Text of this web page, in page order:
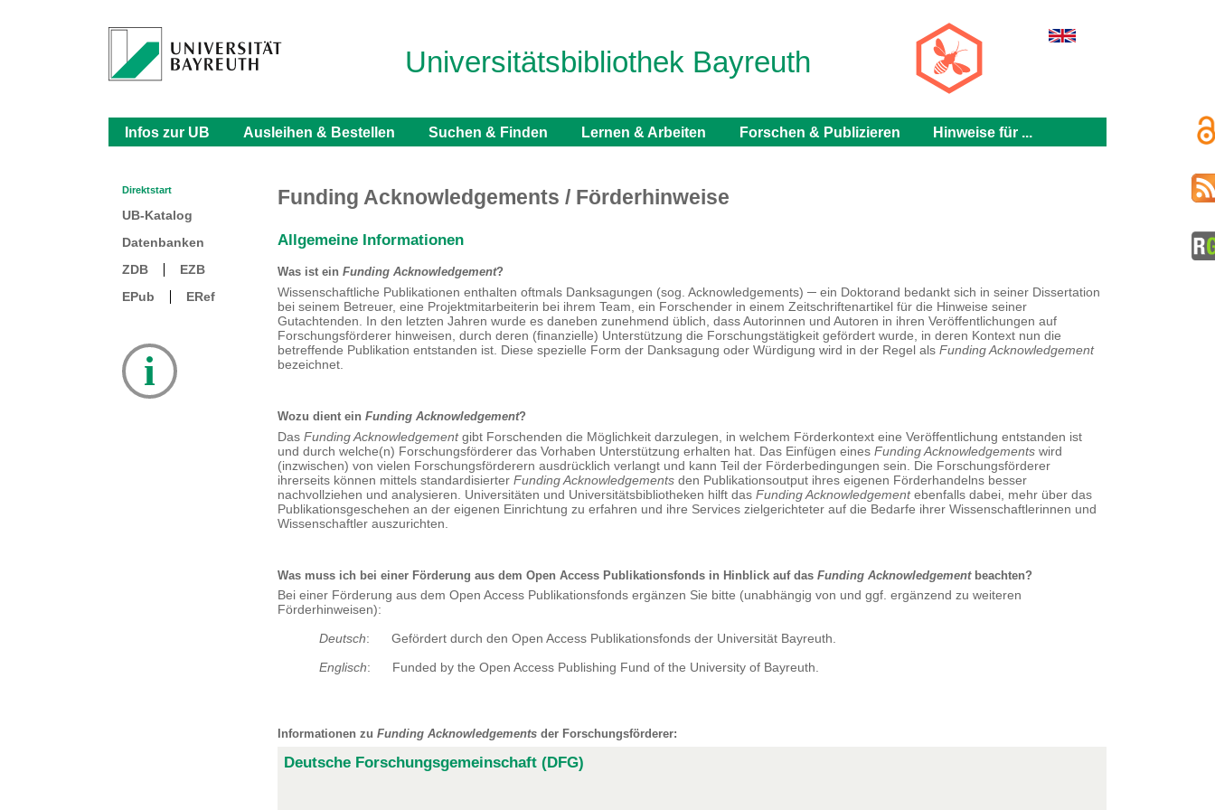
Universitätsbibliothek Bayreuth
Direktstart
UB-Katalog
Datenbanken
ZDB
EZB
EPub
ERef
i
Infos zur UB Ausleihen & Bestellen Suchen & Finden Lernen & Arbeiten Forschen & Publizieren Hinweise für ...
Funding Acknowledgements / Förderhinweise
Allgemeine Informationen
Was ist einFunding Acknowledgement?
Wissenschaftliche Publikationen enthalten oftmals Danksagungen (sog. Acknowledgements) ─ ein Doktorand bedankt sich in seiner Dissertation
bei seinem Betreuer, eine Projektmitarbeiterin bei ihrem Team, ein Forschender in einem Zeitschriftenartikel für die Hinweise seiner
Gutachtenden. In den letzten Jahren wurde es daneben zunehmend üblich, dass Autorinnen und Autoren in ihren Veröffentlichungen auf
Forschungsförderer hinweisen, durch deren (finanzielle) Unterstützung die Forschungstätigkeit gefördert wurde, in deren Kontext nun die
betreffende Publikation entstanden ist. Diese spezielle Form der Danksagung oder Würdigung wird in der Regel alsFunding Acknowledgement
bezeichnet.
Wozu dient einFunding Acknowledgement?
DasFunding Acknowledgementgibt Forschenden die Möglichkeit darzulegen, in welchem Förderkontext eine Veröffentlichung entstanden ist
und durch welche(n) Forschungsförderer das Vorhaben Unterstützung erhalten hat. Das Einfügen einesFunding Acknowledgements wird
(inzwischen) von vielen Forschungsförderern ausdrücklich verlangt und kann Teil der Förderbedingungen sein. Die Forschungsförderer
ihrerseits können mittels standardisierterFunding Acknowledgements den Publikationsoutput ihres eigenen Förderhandelns besser
nachvollziehen und analysieren. Universitäten und Universitätsbibliotheken hilft dasFunding Acknowledgementebenfalls dabei, mehr über das
Publikationsgeschehen an der eigenen Einrichtung zu erfahren und ihre Services zielgerichteter auf die Bedarfe ihrer Wissenschaftlerinnen und
Wissenschaftler auszurichten.
Was muss ich bei einer Förderung aus dem Open Access Publikationsfonds in Hinblick auf dasFunding Acknowledgementbeachten?
Bei einer Förderung aus dem Open Access Publikationsfonds ergänzen Sie bitte (unabhängig von und ggf. ergänzend zu weiteren
Förderhinweisen):
Deutsch: Gefördert durch den Open Access Publikationsfonds der Universität Bayreuth.
Englisch: Funded by the Open Access Publishing Fund of the University of Bayreuth.
Informationen zuFunding Acknowledgements der Forschungsförderer:
Deutsche Forschungsgemeinschaft (DFG)